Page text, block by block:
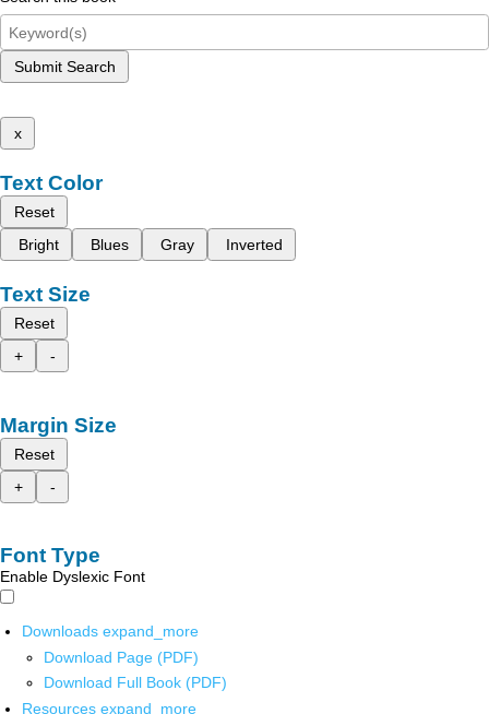
Submit Search
x
Text Color
Reset
Bright
Blues Gray Inverted
Text Size
Reset
+
-
Margin Size
Reset
+
-
Font Type
Enable Dyslexic Font
Downloads expand_more
Download Page (PDF)
Download Full Book (PDF)
Resources expand_more